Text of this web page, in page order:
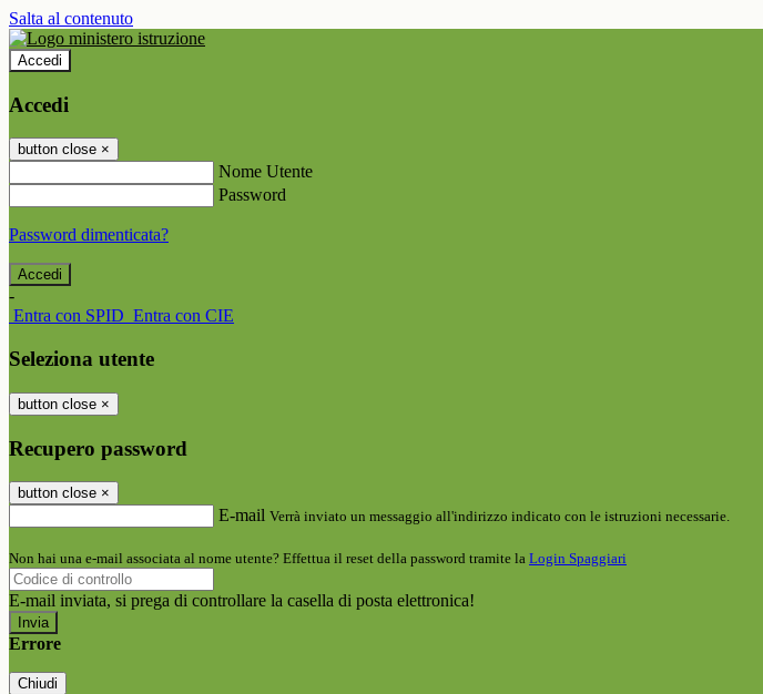
Salta al contenuto
Accedi
Accedi
button close ×
Nome Utente
Password
Password dimenticata?
-
Entra con SPID Entra con CIE
Seleziona utente
button close ×
Recupero password
button close ×
E-mail Verrà inviato un messaggio all'indirizzo indicato con le istruzioni necessarie.
Non hai una e-mail associata al nome utente? Effettua il reset della password tramite la Login Spaggiari
E-mail inviata, si prega di controllare la casella di posta elettronica!
Errore
Chiudi